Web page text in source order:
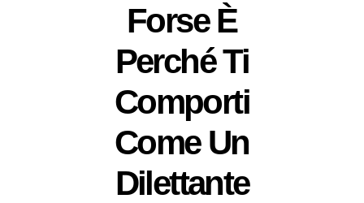
Forse È
Perché Ti
Comporti
Come Un
Dilettante